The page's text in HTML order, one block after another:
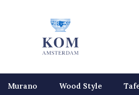
Murano Wood Style